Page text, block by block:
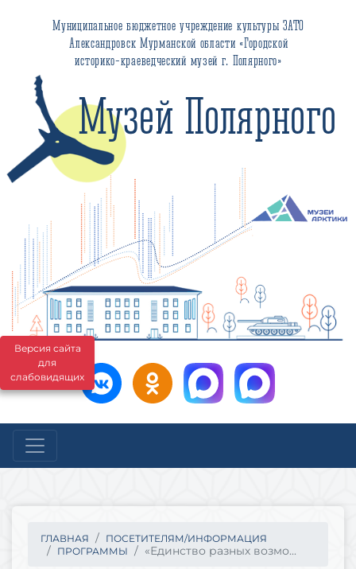
Версия сайта
для
слабовидящих
Муниципальное бюджетное учреждение культуры ЗАТО
Александровск Мурманской области «Городской
историко-краеведческий музей г. Полярного»
ГЛАВНАЯ
ПОСЕТИТЕЛЯМ/ИНФОРМАЦИЯ
ПРОГРАММЫ
«Единство разных возмо...